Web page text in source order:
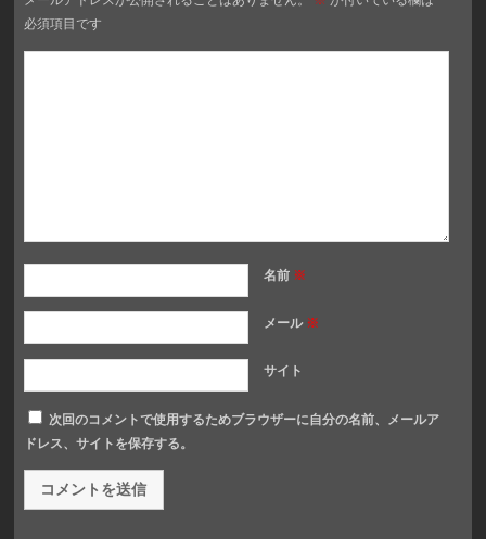
必須項目です
名前 ※
メール※
サイト
次回のコメントで使用するためブラウザーに自分の名前、メールア
ドレス、サイトを保存する。